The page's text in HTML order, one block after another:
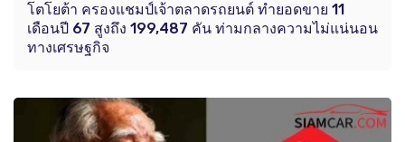
โตโยต้า ครองแชมป์เจ้าตลาดรถยนต์ ทำยอดขาย 11
เดือนปี 67 สูงถึง 199,487 คัน ท่ามกลางความไม่แน่นอน
ทางเศรษฐกิจ